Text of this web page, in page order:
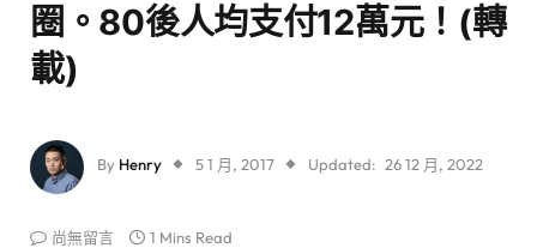
圈。80後人均支付12萬元！(轉
載)
By Henry 5 1 月, 2017 Updated: 26 12 月, 2022
尚無留言 1 Mins Read